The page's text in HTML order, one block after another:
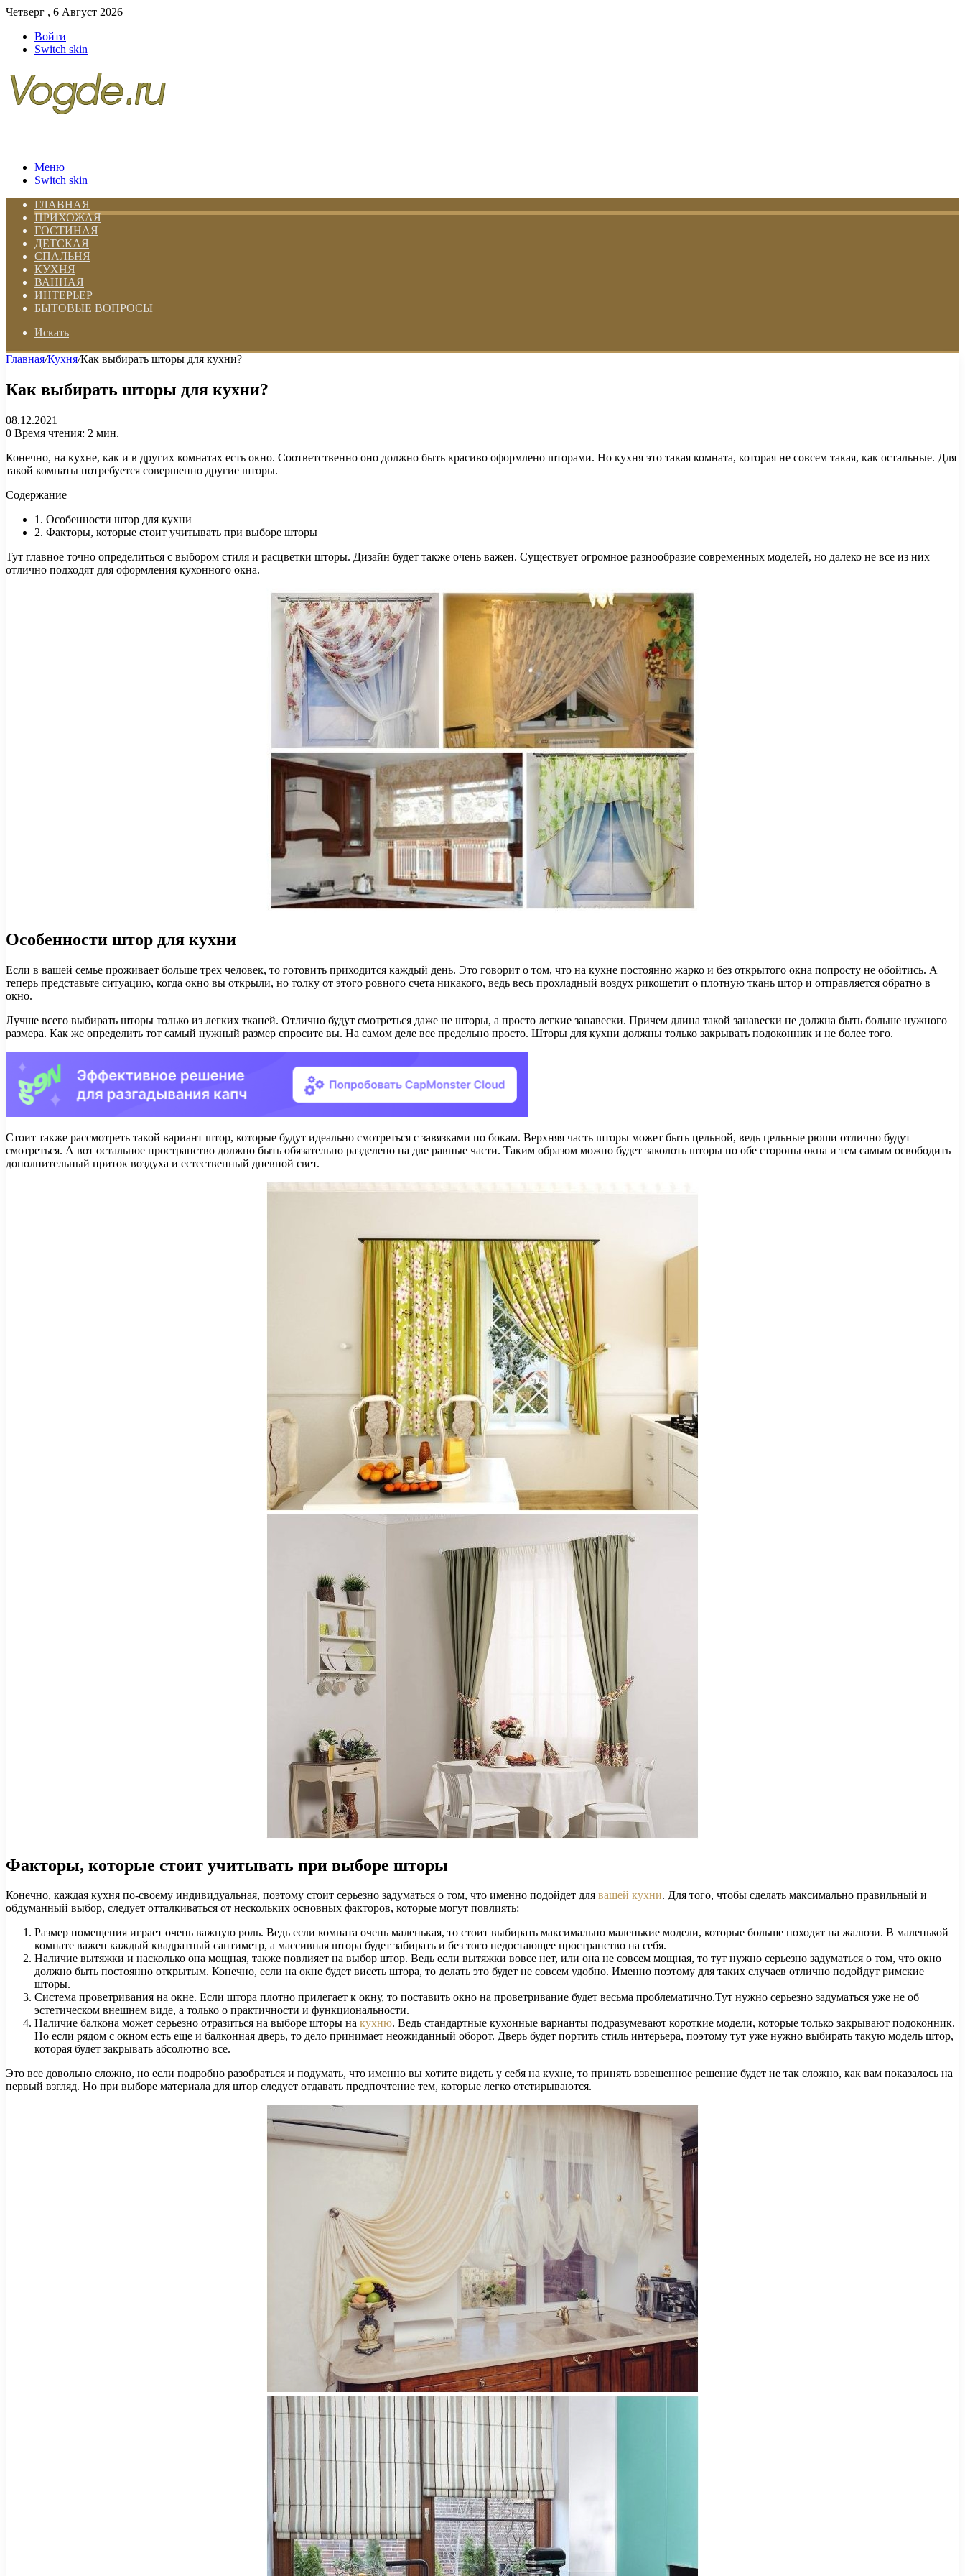
Четверг , 6 Август 2026
Войти
Switch skin
Меню
Switch skin
ГЛАВНАЯ
ПРИХОЖАЯ
ГОСТИНАЯ
ДЕТСКАЯ
СПАЛЬНЯ
КУХНЯ
ВАННАЯ
ИНТЕРЬЕР
БЫТОВЫЕ ВОПРОСЫ
Искать
Главная/Кухня/Как выбирать шторы для кухни?
Как выбирать шторы для кухни?
08.12.2021
0 Время чтения: 2 мин.
Конечно, на кухне, как и в других комнатах есть окно. Соответственно оно должно быть красиво оформлено шторами. Но кухня это такая комната, которая не совсем такая, как остальные. Для
такой комнаты потребуется совершенно другие шторы.
Содержание
1. Особенности штор для кухни
2. Факторы, которые стоит учитывать при выборе шторы
Тут главное точно определиться с выбором стиля и расцветки шторы. Дизайн будет также очень важен. Существует огромное разнообразие современных моделей, но далеко не все из них
отлично подходят для оформления кухонного окна.
Особенности штор для кухни
Если в вашей семье проживает больше трех человек, то готовить приходится каждый день. Это говорит о том, что на кухне постоянно жарко и без открытого окна попросту не обойтись. А
теперь представьте ситуацию, когда окно вы открыли, но толку от этого ровного счета никакого, ведь весь прохладный воздух рикошетит о плотную ткань штор и отправляется обратно в
окно.
Лучше всего выбирать шторы только из легких тканей. Отлично будут смотреться даже не шторы, а просто легкие занавески. Причем длина такой занавески не должна быть больше нужного
размера. Как же определить тот самый нужный размер спросите вы. На самом деле все предельно просто. Шторы для кухни должны только закрывать подоконник и не более того.
Стоит также рассмотреть такой вариант штор, которые будут идеально смотреться с завязками по бокам. Верхняя часть шторы может быть цельной, ведь цельные рюши отлично будут
смотреться. А вот остальное пространство должно быть обязательно разделено на две равные части. Таким образом можно будет заколоть шторы по обе стороны окна и тем самым освободить
дополнительный приток воздуха и естественный дневной свет.
Факторы, которые стоит учитывать при выборе шторы
Конечно, каждая кухня по-своему индивидуальная, поэтому стоит серьезно задуматься о том, что именно подойдет для вашей кухни. Для того, чтобы сделать максимально правильный и
обдуманный выбор, следует отталкиваться от нескольких основных факторов, которые могут повлиять:
Размер помещения играет очень важную роль. Ведь если комната очень маленькая, то стоит выбирать максимально маленькие модели, которые больше походят на жалюзи. В маленькой
комнате важен каждый квадратный сантиметр, а массивная штора будет забирать и без того недостающее пространство на себя.
Наличие вытяжки и насколько она мощная, также повлияет на выбор штор. Ведь если вытяжки вовсе нет, или она не совсем мощная, то тут нужно серьезно задуматься о том, что окно
должно быть постоянно открытым. Конечно, если на окне будет висеть штора, то делать это будет не совсем удобно. Именно поэтому для таких случаев отлично подойдут римские
шторы.
Система проветривания на окне. Если штора плотно прилегает к окну, то поставить окно на проветривание будет весьма проблематично.Тут нужно серьезно задуматься уже не об
эстетическом внешнем виде, а только о практичности и функциональности.
Наличие балкона может серьезно отразиться на выборе шторы на кухню. Ведь стандартные кухонные варианты подразумевают короткие модели, которые только закрывают подоконник.
Но если рядом с окном есть еще и балконная дверь, то дело принимает неожиданный оборот. Дверь будет портить стиль интерьера, поэтому тут уже нужно выбирать такую модель штор,
которая будет закрывать абсолютно все.
Это все довольно сложно, но если подробно разобраться и подумать, что именно вы хотите видеть у себя на кухне, то принять взвешенное решение будет не так сложно, как вам показалось на
первый взгляд. Но при выборе материала для штор следует отдавать предпочтение тем, которые легко отстирываются.